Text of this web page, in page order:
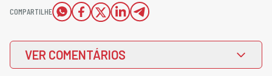
COMPARTILHE
VER COMENTÁRIOS